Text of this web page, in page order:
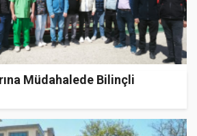
Müdahalede Bilinçli